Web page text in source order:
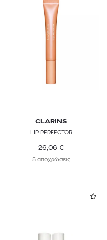
CLARINS
LIP PERFECTOR
26,06 €
5 αποχρώσεις